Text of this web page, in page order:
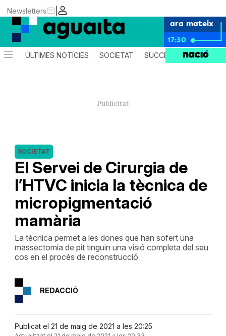
|
Newsletters
ara mateix
17:30
ÚLTIMES NOTÍCIES SOCIETAT SUCCESSOS AGENDA
El Servei de Cirurgia de
l’HTVC inicia la tècnica de
micropigmentació
mamària
SOCIETAT
La tècnica permet a les dones que han sofert una
massectomia de pit tinguin una visió completa del seu
cos en el procés de reconstrucció
REDACCIÓ
Publicat el 21 de maig de 2021 a les 20:25